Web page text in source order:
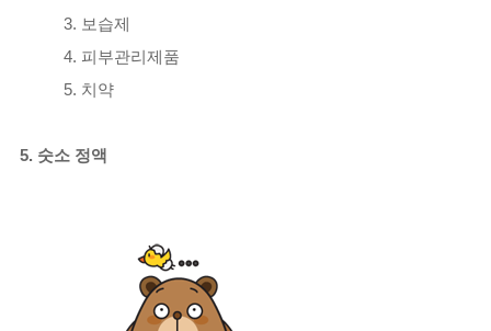
3. 보습제
4. 피부관리제품
5. 치약
5. 숫소 정액